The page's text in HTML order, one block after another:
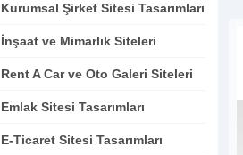
Kurumsal Şirket Sitesi Tasarımları
İnşaat ve Mimarlık Siteleri
Rent A Car ve Oto Galeri Siteleri
Emlak Sitesi Tasarımları
E-Ticaret Sitesi Tasarımları